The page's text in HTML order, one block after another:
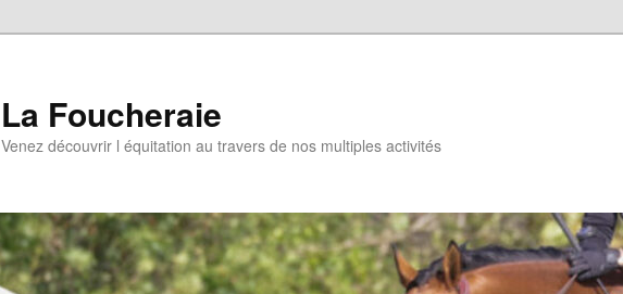
La Foucheraie
Venez découvrir l équitation au travers de nos multiples activités